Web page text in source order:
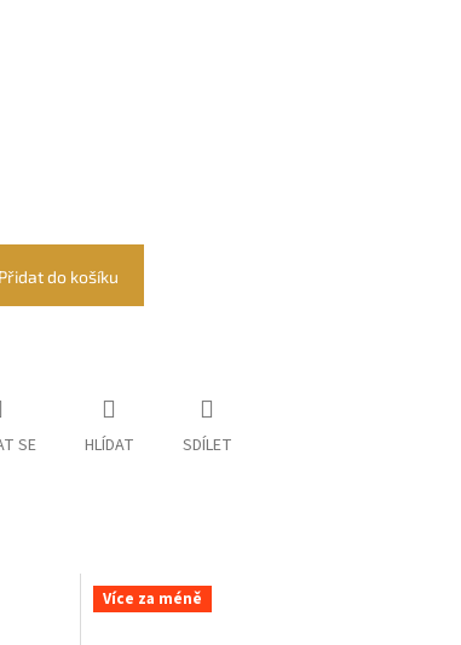
Přidat do košíku
SE HLÍDAT SDÍLET
Více za méně